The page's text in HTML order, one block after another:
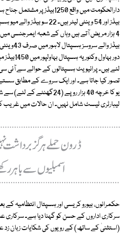
بیڈز اور 54 وینٹی لیٹر ہیں۔
بیڈز
لئے ہیں۔ پرائیویٹ ہسپتالوں کے حوالے سے آئی
تصور کیا جاتا ہے۔ اور ایک سروے کے مطابق
یو کا خرچہ 40 ہزار روپے
لیبارٹری ٹیسٹ شامل نہیں۔ ان حالات میں غریب
حکمرانوں، بیورو کریسی اور ہسپتال انتظامیہ کے
سرکاری اداروں کے حسن کو گہنا دیا ہے۔ سرکاری
(استثنیٰ کے ساتھ) کے رویوں کی شکایات زبان زد